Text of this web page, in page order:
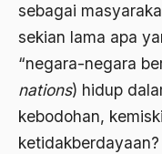
sebagai
sekian lama apa
“negara-negara
nations) hidup
kebodohan,
ketidakberdayaan?
Ahmad Benbella
Ahmad Daudy
Ahmad Dhani
Ahmad Hasan Rurbi